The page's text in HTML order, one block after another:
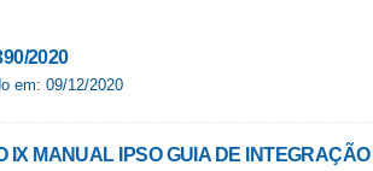
2020
em: 09/12/2020
IX MANUAL IPSO GUIA DE